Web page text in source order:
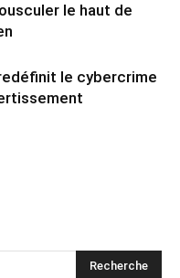
le haut de
le cybercrime